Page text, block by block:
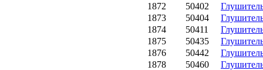
1872
50402
1873
50404
1874
50411
1875
50435
1876
50442
1878
50460